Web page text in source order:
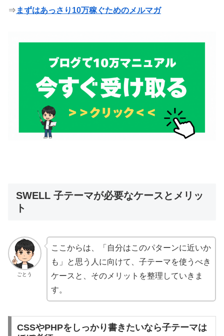
⇒ まずはあっさり10万稼ぐためのメルマガ
SWELL 子テーマが必要なケースとメリッ
ト
ごとう
ここからは、「自分はこのパターンに近いか
も」と思う人に向けて、子テーマを使うべき
ケースと、そのメリットを整理していきま
す。
CSSやPHPをしっかり書きたいなら子テーマは